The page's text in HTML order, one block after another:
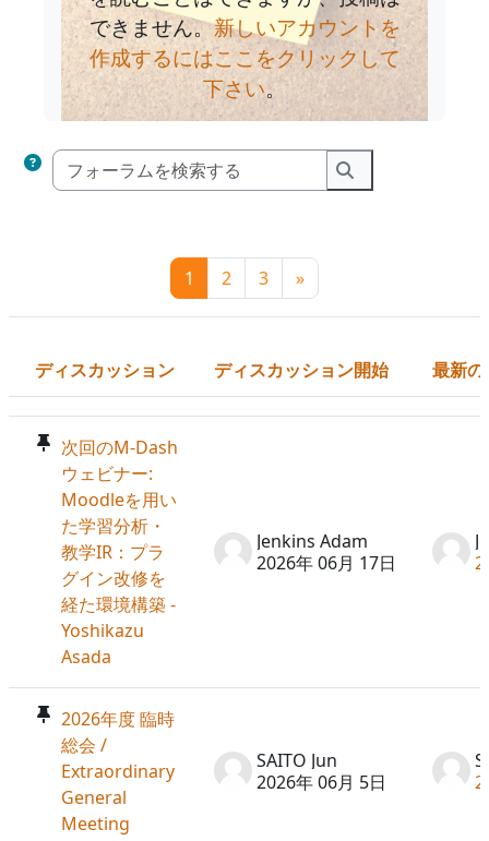
できません。新しいアカウントを
作成するにはここをクリックして
下さい。
フォーラムを検索す
フォーラムを検
1 ページ 1
2 ページ 2
3ページ 3
»次のページ
ステータス
ディスカッション ディスカッション開始 最新
次回のM-Dash
ウェビナー:
Moodleを用い
た学習分析・
教学IR：プラ
グイン改修を
経た環境構築 -
Yoshikazu
Asada
Jenkins Adam
2026年 06月 17日
2026年度 臨時
総会 /
Extraordinary
General
Meeting
SAITO Jun
2026年 06月 5日